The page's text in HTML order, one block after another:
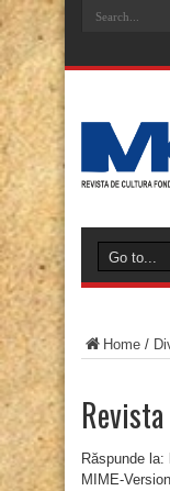
Home /
Răspunde
MIME-